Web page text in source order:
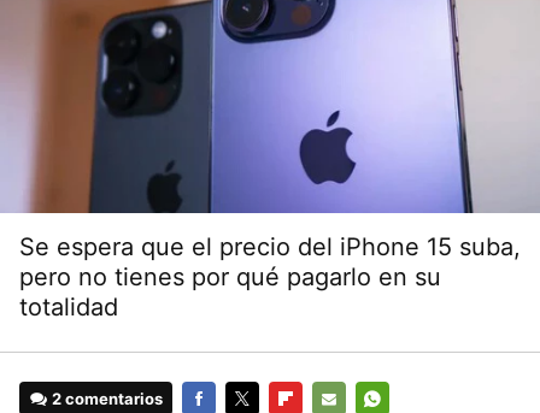
Se espera que el precio del iPhone 15 suba,
pero no tienes por qué pagarlo en su
totalidad
2 comentarios